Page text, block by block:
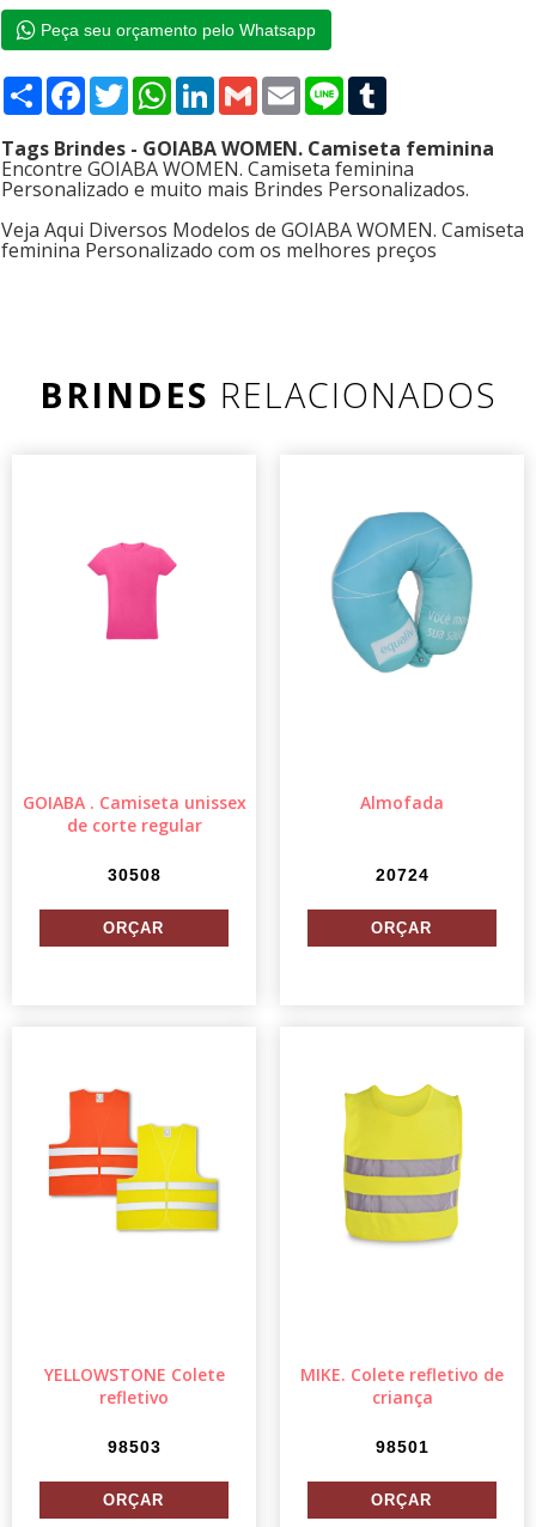
Peça seu orçamento pelo Whatsapp
Compartilhar
Facebook
TwitterWhatsApp
LinkedIn
GmailEmailLine
Tags Brindes - GOIABA WOMEN. Camiseta feminina
Encontre GOIABA WOMEN. Camiseta feminina
Personalizado e muito mais Brindes Personalizados.
Veja Aqui Diversos Modelos de GOIABA WOMEN. Camiseta
feminina Personalizado com os melhores preços
BRINDES RELACIONADOS
GOIABA . Camiseta unissex
de corte regular
30508
Almofada
20724
YELLOWSTONE Colete
refletivo
98503
MIKE. Colete refletivo de
criança
98501